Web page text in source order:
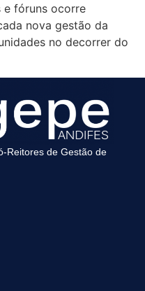
e fóruns ocorre
nova gestão da
no decorrer do
Reitores de Gestão de